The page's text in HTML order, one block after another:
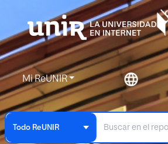
Mi ReUNIR
Todo ReUNIR